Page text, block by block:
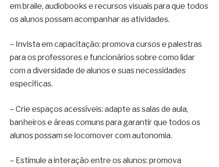
em braile, audiobooks e recursos visuais para que todos
os alunos possam acompanhar as atividades.
– Invista em capacitação: promova cursos e palestras
para os professores e funcionários sobre como lidar
com a diversidade de alunos e suas necessidades
específicas.
– Crie espaços acessíveis: adapte as salas de aula,
banheiros e áreas comuns para garantir que todos os
alunos possam se locomover com autonomia.
– Estimule a interação entre os alunos: promova